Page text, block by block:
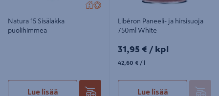
Natura 15 Sisälakka
puolihimmeä
Lue lisää
Libéron Paneeli- ja hirsisuoja
750ml White
31,95€/kpl
31,95 € / kpl
42,60 € / l
Lue lisää